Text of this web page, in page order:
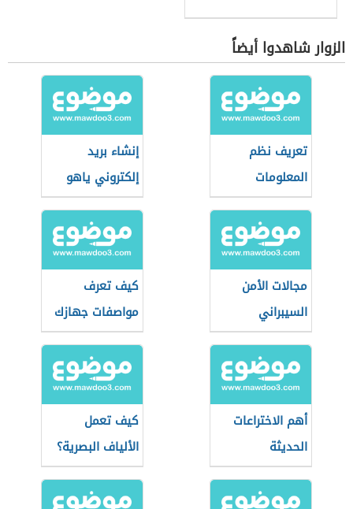
الزوار شاهدوا أيضاً
تعريف نظم
المعلومات
إنشاء بريد
إلكتروني ياهو
مجالات الأمن
السيبراني
كيف تعرف
مواصفات جهازك
أهم الاختراعات
الحديثة
كيف تعمل
الألياف البصرية؟